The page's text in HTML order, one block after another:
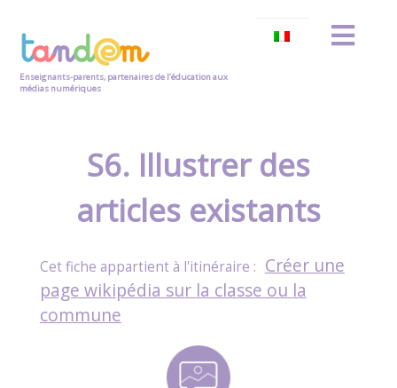
Enseignants-parents, partenaires de l’éducation aux
médias numériques
S6. Illustrer des
articles existants
Créer une
page wikipédia sur la classe ou la
commune